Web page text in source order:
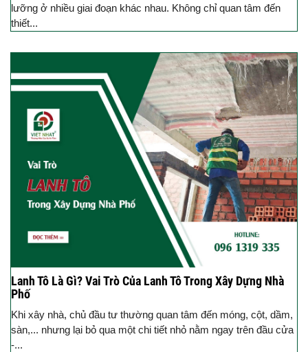
lưỡng ở nhiều giai đoạn khác nhau. Không chỉ quan tâm đến
thiết...
Lanh Tô Là Gì? Vai Trò Của Lanh Tô Trong Xây Dựng Nhà
Phố
Khi xây nhà, chủ đầu tư thường quan tâm đến móng, cột, dầm,
sàn,... nhưng lại bỏ qua một chi tiết nhỏ nằm ngay trên đầu cửa
-...